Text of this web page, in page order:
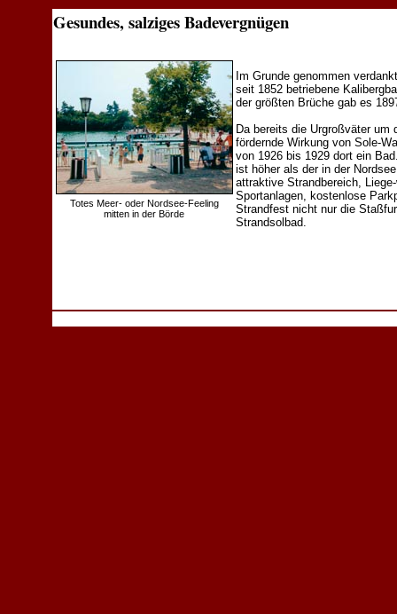
Gesundes, salziges Badevergnügen
Totes Meer- oder Nordsee-Feeling
mitten in der Börde
Im Grunde genommen
seit 1852 betriebene
der größten Brüche gab es
Da bereits die Urgroßväter um
fördernde Wirkung von Sole-
von 1926 bis 1929 dort ein
ist höher als der in der
attraktive Strandbereich,
Sportanlagen, kostenlose
Strandfest nicht nur die
Strandsolbad.